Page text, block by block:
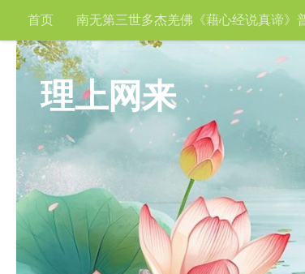
跳至内容
首页 南无第三世多杰羌佛《藉心经说真谛》
理上网来